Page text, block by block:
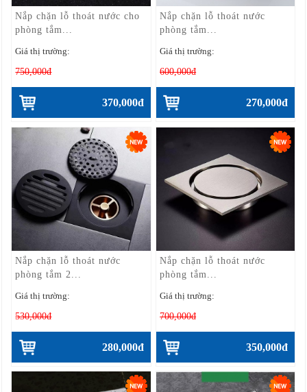
Nắp chặn lỗ thoát nước cho
phòng tắm...
Giá thị trường:
750,000đ
370,000đ
Nắp chặn lỗ thoát nước
phòng tắm...
Giá thị trường:
600,000đ
270,000đ
Nắp chặn lỗ thoát nước
phòng tắm 2...
Giá thị trường:
530,000đ
280,000đ
Nắp chặn lỗ thoát nước
phòng tắm...
Giá thị trường:
700,000đ
350,000đ